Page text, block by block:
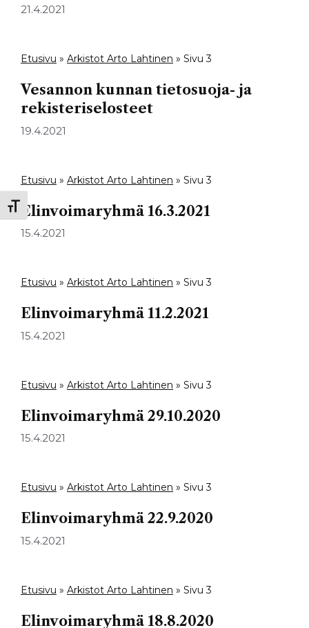
Toggle Font size
21.4.2021
Etusivu » Arkistot Arto Lahtinen » Sivu 3
Vesannon kunnan tietosuoja- ja
rekisteriselosteet
19.4.2021
Etusivu » Arkistot Arto Lahtinen » Sivu 3
Elinvoimaryhmä 16.3.2021
15.4.2021
Etusivu » Arkistot Arto Lahtinen » Sivu 3
Elinvoimaryhmä 11.2.2021
15.4.2021
Etusivu » Arkistot Arto Lahtinen » Sivu 3
Elinvoimaryhmä 29.10.2020
15.4.2021
Etusivu » Arkistot Arto Lahtinen » Sivu 3
Elinvoimaryhmä 22.9.2020
15.4.2021
Etusivu » Arkistot Arto Lahtinen » Sivu 3
Elinvoimaryhmä 18.8.2020